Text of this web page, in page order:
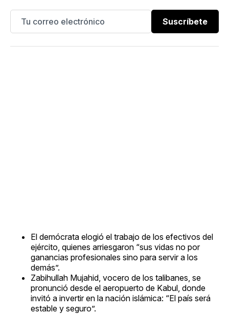
Suscríbete
El demócrata elogió el trabajo de los efectivos del
ejército, quienes arriesgaron “sus vidas no por
ganancias profesionales sino para servir a los
demás”.
Zabihullah Mujahid, vocero de los talibanes, se
pronunció desde el aeropuerto de Kabul, donde
invitó a invertir en la nación islámica: “El país será
estable y seguro”.